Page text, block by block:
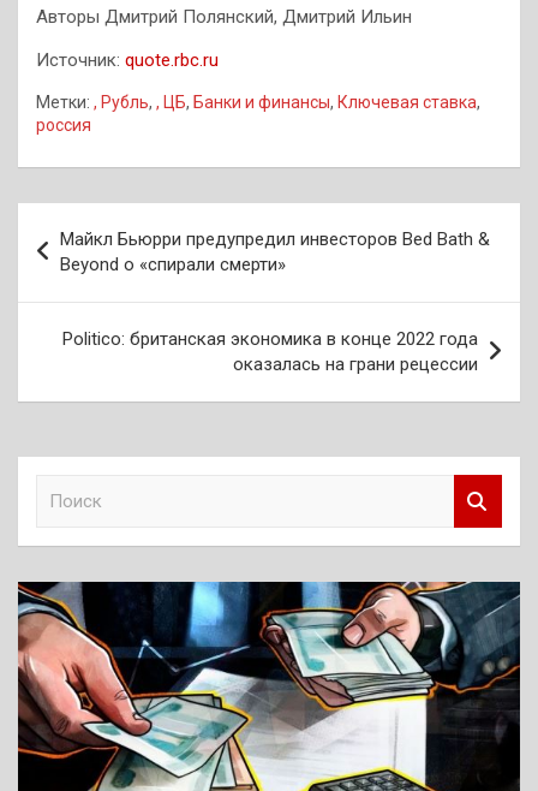
Авторы Дмитрий Полянский, Дмитрий Ильин
Источник: quote.rbc.ru
Метки: , Рубль, , ЦБ, Банки и финансы, Ключевая ставка,
россия
по
записям
Майкл Бьюрри предупредил инвесторов Bed Bath &
Beyond о «спирали смерти»
Politico: британская экономика в конце 2022 года
оказалась на грани рецессии
к